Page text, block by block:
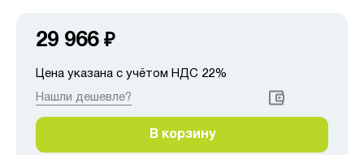
29 966 ₽
Цена указана с учётом НДС 22%
Нашли дешевле?
В корзину